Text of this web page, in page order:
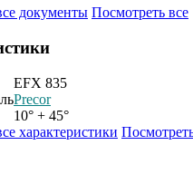
документы Посмотреть все
EFX 835
Precor
10° + 45°
характеристики